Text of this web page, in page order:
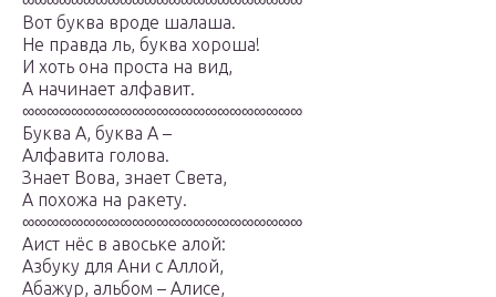
Вот буква вроде шалаша.
Не правда ль, буква хороша!
И хоть она проста на вид,
А начинает алфавит.
∞∞∞∞∞∞∞∞∞∞∞∞∞∞∞∞∞∞∞∞∞∞∞
Буква А, буква А –
Алфавита голова.
Знает Вова, знает Света,
А похожа на ракету.
∞∞∞∞∞∞∞∞∞∞∞∞∞∞∞∞∞∞∞∞∞∞∞
Аист нёс в авоське алой:
Азбуку для Ани с Аллой,
Абажур, альбом – Алисе,